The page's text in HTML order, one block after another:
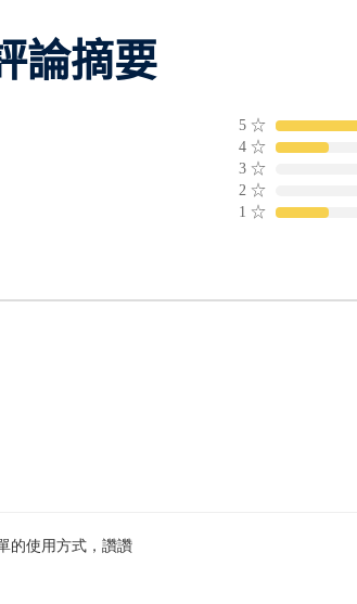
論摘要
5 ☆
4 ☆
3 ☆
2 ☆
1 ☆
的使用方式，讚讚